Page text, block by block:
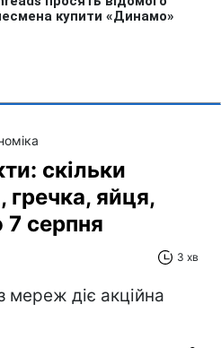
скільки
гречка, яйця,
7 серпня
3 хв
мереж діє акційна